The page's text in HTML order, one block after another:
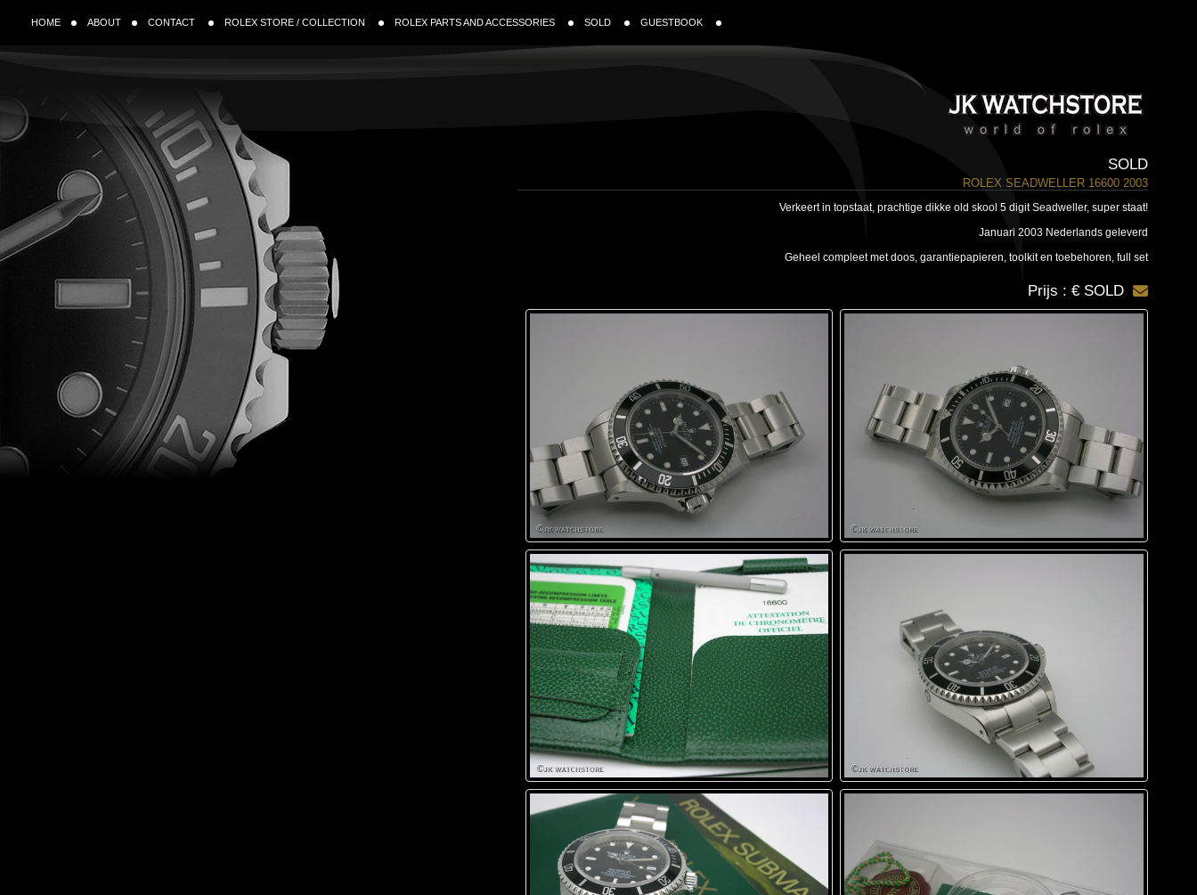
HOME ABOUT CONTACT ROLEX STORE / COLLECTION ROLEX PARTS AND ACCESSORIES SOLD GUESTBOOK
SOLD
ROLEX SEADWELLER 16600 2003
Verkeert in topstaat, prachtige dikke old skool 5 digit Seadweller, super staat!
Januari 2003 Nederlands geleverd
Geheel compleet met doos, garantiepapieren, toolkit en toebehoren, full set
Prijs : € SOLD